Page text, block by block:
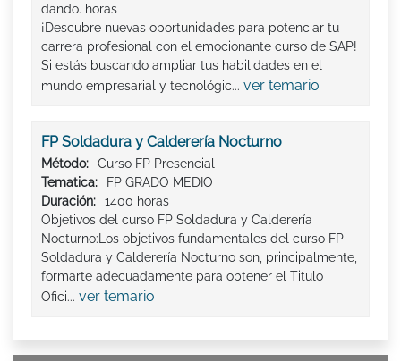
dando. horas
¡Descubre nuevas oportunidades para potenciar tu
carrera profesional con el emocionante curso de SAP!
Si estás buscando ampliar tus habilidades en el
mundo empresarial y tecnológic... ver temario
FP Soldadura y Calderería Nocturno
Método:
Curso FP Presencial
Tematica:
FP GRADO MEDIO
Duración:
1400 horas
Objetivos del curso FP Soldadura y Calderería
Nocturno:Los objetivos fundamentales del curso FP
Soldadura y Calderería Nocturno son, principalmente,
formarte adecuadamente para obtener el Titulo
Ofici... ver temario